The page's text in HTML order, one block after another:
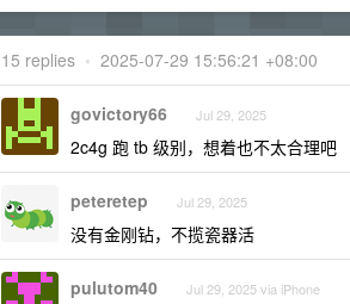
15 replies • 2025-07-29 15:56:21 +08:00
govictory66 Jul 29, 2025
2c4g 跑 tb 级别，想着也不太合理吧
peteretep Jul 29, 2025
没有金刚钻，不揽瓷器活
pulutom40 Jul 29, 2025 via iPhone